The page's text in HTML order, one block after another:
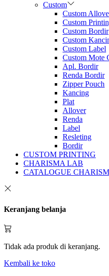
Custom
Custom
Custom
Custom Bordir
Custom
Custom Label
Custom Mote
Apl. Bordir
Renda Bordir
Zipper Pouch
Kancing
Plat
Allover
Renda
Label
Resleting
Bordir
CUSTOM PRINTING
CHARISMA LAB
CATALOGUE
Keranjang belanja
Tidak ada produk di keranjang.
Kembali ke toko